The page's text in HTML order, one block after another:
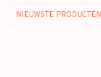
NIEUWSTE PRODUCTEN